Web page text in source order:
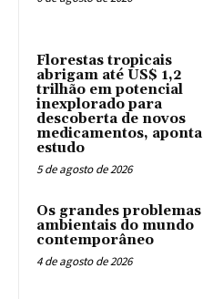
Florestas tropicais
abrigam até US$ 1,2
trilhão em potencial
inexplorado para
descoberta de novos
medicamentos, aponta
estudo
5 de agosto de 2026
Os grandes problemas
ambientais do mundo
contemporâneo
4 de agosto de 2026